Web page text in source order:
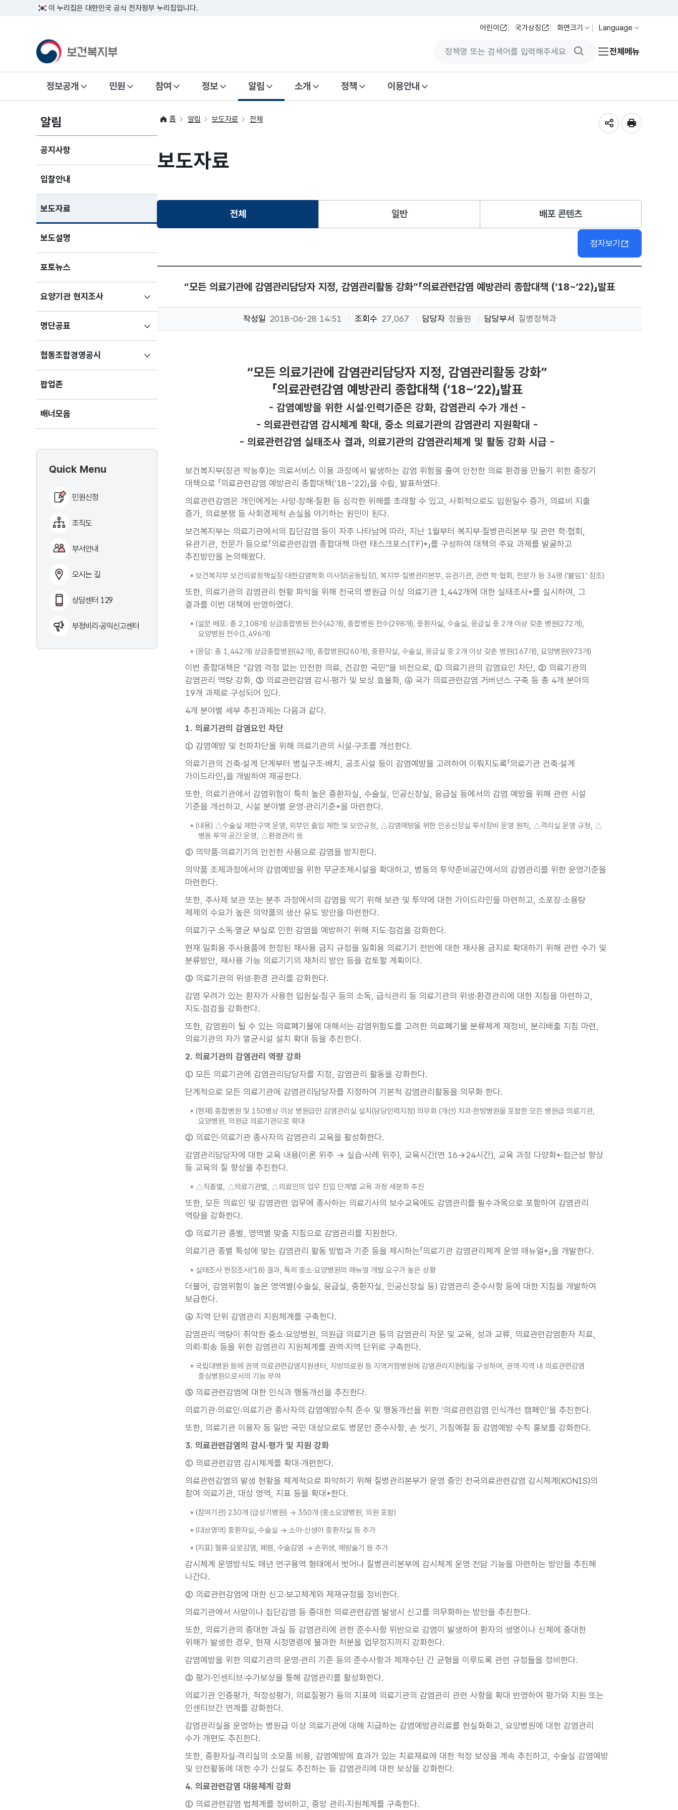
이 누리집은 대한민국 공식 전자정부 누리집입니다.
어린이 국가상징 화면크기 Language
검색버튼전체메뉴
정보공개 민원 참여 정보 알림 소개 정책 이용안내
알림
공지사항
입찰안내
보도자료
보도설명
포토뉴스
요양기관 현지조사하위메뉴
펼치기
명단공표
펼치기
협동조합경영공시
펼치기
팝업존
배너모음
Quick Menu
민원신청
조직도
부서안내
오시는 길
상담센터 129
부정비리·공익신고센터
홈 알림 보도자료 전체
보도자료
전체선택됨 일반 배포 콘텐츠
점자보기
“모든 의료기관에 감염관리담당자 지정, 감염관리활동 강화”「의료관련감염 예방관리 종합대책 (‘18~‘22)」발표
작성일 2018-06-28 14:51 조회수 27,067 담당자 정율원 담당부서 질병정책과
“모든 의료기관에 감염관리담당자 지정, 감염관리활동 강화”
「의료관련감염 예방관리 종합대책 (‘18~‘22)」발표
- 감염예방을 위한 시설·인력기준은 강화, 감염관리 수가 개선 -
- 의료관련감염 감시체계 확대, 중소 의료기관의 감염관리 지원확대 -
- 의료관련감염 실태조사 결과, 의료기관의 감염관리체계 및 활동 강화 시급 -
보건복지부(장관 박능후)는 의료서비스 이용 과정에서 발생하는 감염 위험을 줄여 안전한 의료 환경을 만들기 위한 중장기
대책으로 「의료관련감염 예방관리 종합대책(‘18~’22)」을 수립, 발표하였다.
의료관련감염은 개인에게는 사망·장해·질환 등 심각한 위해를 초래할 수 있고, 사회적으로도 입원일수 증가, 의료비 지출
증가, 의료분쟁 등 사회경제적 손실을 야기하는 원인이 된다.
보건복지부는 의료기관에서의 집단감염 등이 자주 나타남에 따라, 지난 1월부터 복지부·질병관리본부 및 관련 학·협회,
유관기관, 전문가 등으로「의료관련감염 종합대책 마련 태스크포스(TF)*」를 구성하여 대책의 주요 과제를 발굴하고
추진방안을 논의해왔다.
* 보건복지부 보건의료정책실장·대한감염학회 이사장(공동팀장), 복지부·질병관리본부, 유관기관, 관련 학·협회, 전문가 등 34명 (‘붙임1’ 참조)
또한, 의료기관의 감염관리 현황 파악을 위해 전국의 병원급 이상 의료기관 1,442개에 대한 실태조사*를 실시하여, 그
결과를 이번 대책에 반영하였다.
* (설문 배포: 총 2,108개) 상급종합병원 전수(42개), 종합병원 전수(298개), 중환자실, 수술실, 응급실 중 2개 이상 갖춘 병원(272개),
요양병원 전수(1,496개)
* (응답: 총 1,442개) 상급종합병원(42개), 종합병원(260개), 중환자실, 수술실, 응급실 중 2개 이상 갖춘 병원(167개), 요양병원(973개)
이번 종합대책은 “감염 걱정 없는 안전한 의료, 건강한 국민”을 비전으로, ① 의료기관의 감염요인 차단, ② 의료기관의
감염관리 역량 강화, ③ 의료관련감염 감시·평가 및 보상 효율화, ④ 국가 의료관련감염 거버넌스 구축 등 총 4개 분야의
19개 과제로 구성되어 있다.
4개 분야별 세부 추진과제는 다음과 같다.
1. 의료기관의 감염요인 차단
① 감염예방 및 전파차단을 위해 의료기관의 시설·구조를 개선한다.
의료기관의 건축·설계 단계부터 병실구조·배치, 공조시설 등이 감염예방을 고려하여 이뤄지도록「의료기관 건축·설계
가이드라인」을 개발하여 제공한다.
또한, 의료기관에서 감염위험이 특히 높은 중환자실, 수술실, 인공신장실, 응급실 등에서의 감염 예방을 위해 관련 시설
기준을 개선하고, 시설 분야별 운영·관리기준*을 마련한다.
* (내용) △수술실 제한구역 운영, 외부인 출입 제한 및 보안규정, △감염예방을 위한 인공신장실 투석장비 운영 원칙, △격리실 운영 규정, △
병동 투약 공간 운영, △환경관리 등
② 의약품·의료기기의 안전한 사용으로 감염을 방지한다.
의약품 조제과정에서의 감염예방을 위한 무균조제시설을 확대하고, 병동의 투약준비공간에서의 감염관리를 위한 운영기준을
마련한다.
또한, 주사제 보관 또는 분주 과정에서의 감염을 막기 위해 보관 및 투약에 대한 가이드라인을 마련하고, 소포장·소용량
제제의 수요가 높은 의약품의 생산 유도 방안을 마련한다.
의료기구 소독·멸균 부실로 인한 감염을 예방하기 위해 지도·점검을 강화한다.
현재 일회용 주사용품에 한정된 재사용 금지 규정을 일회용 의료기기 전반에 대한 재사용 금지로 확대하기 위해 관련 수가 및
분류방안, 재사용 가능 의료기기의 재처리 방안 등을 검토할 계획이다.
③ 의료기관의 위생·환경 관리를 강화한다.
감염 우려가 있는 환자가 사용한 입원실·침구 등의 소독, 급식관리 등 의료기관의 위생·환경관리에 대한 지침을 마련하고,
지도·점검을 강화한다.
또한, 감염원이 될 수 있는 의료폐기물에 대해서는 감염위험도를 고려한 의료폐기물 분류체계 재정비, 분리배출 지침 마련,
의료기관의 자가 멸균시설 설치 확대 등을 추진한다.
2. 의료기관의 감염관리 역량 강화
① 모든 의료기관에 감염관리담당자를 지정, 감염관리 활동을 강화한다.
단계적으로 모든 의료기관에 감염관리담당자를 지정하여 기본적 감염관리활동을 의무화 한다.
* (현재) 종합병원 및 150병상 이상 병원급만 감염관리실 설치(담당인력지정) 의무화 (개선) 치과·한방병원을 포함한 모든 병원급 의료기관,
요양병원, 의원급 의료기관으로 확대
② 의료인·의료기관 종사자의 감염관리 교육을 활성화한다.
감염관리담당자에 대한 교육 내용(이론 위주 → 실습·사례 위주), 교육시간(연 16→24시간), 교육 과정 다양화*·접근성 향상
등 교육의 질 향상을 추진한다.
* △직종별, △의료기관별, △의료인의 업무 진입 단계별 교육 과정 세분화 추진
또한, 모든 의료인 및 감염관련 업무에 종사하는 의료기사의 보수교육에도 감염관리를 필수과목으로 포함하여 감염관리
역량을 강화한다.
③ 의료기관 종별, 영역별 맞춤 지침으로 감염관리를 지원한다.
의료기관 종별 특성에 맞는 감염관리 활동 방법과 기준 등을 제시하는「의료기관 감염관리체계 운영 매뉴얼*」을 개발한다.
* 실태조사 현장조사(’18) 결과, 특히 중소·요양병원의 매뉴얼 개발 요구가 높은 상황
더불어, 감염위험이 높은 영역별(수술실, 응급실, 중환자실, 인공신장실 등) 감염관리 준수사항 등에 대한 지침을 개발하여
보급한다.
④ 지역 단위 감염관리 지원체계를 구축한다.
감염관리 역량이 취약한 중소·요양병원, 의원급 의료기관 등의 감염관리 자문 및 교육, 성과 교류, 의료관련감염환자 치료,
의뢰·회송 등을 위한 감염관리 지원체계를 권역·지역 단위로 구축한다.
* 국립대병원 등에 권역 의료관련감염지원센터, 지방의료원 등 지역거점병원에 감염관리지원팀을 구성하여, 권역·지역 내 의료관련감염
중심병원으로서의 기능 부여
⑤ 의료관련감염에 대한 인식과 행동개선을 추진한다.
의료기관·의료인·의료기관 종사자의 감염예방수칙 준수 및 행동개선을 위한 ‘의료관련감염 인식개선 캠페인’을 추진한다.
또한, 의료기관 이용자 등 일반 국민 대상으로도 병문안 준수사항, 손 씻기, 기침예절 등 감염예방 수칙 홍보를 강화한다.
3. 의료관련감염의 감시·평가 및 지원 강화
① 의료관련감염 감시체계를 확대·개편한다.
의료관련감염의 발생 현황을 체계적으로 파악하기 위해 질병관리본부가 운영 중인 전국의료관련감염 감시체계(KONIS)의
참여 의료기관, 대상 영역, 지표 등을 확대*한다.
* (참여기관) 230개 (급성기병원) → 350개 (중소요양병원, 의원 포함)
* (대상영역) 중환자실, 수술실 → 소아·신생아 중환자실 등 추가
* (지표) 혈류·요로감염, 폐렴, 수술감염 → 손위생, 예방술기 등 추가
감시체계 운영방식도 매년 연구용역 형태에서 벗어나 질병관리본부에 감시체계 운영 전담 기능을 마련하는 방안을 추진해
나간다.
② 의료관련감염에 대한 신고·보고체계와 제재규정을 정비한다.
의료기관에서 사망이나 집단감염 등 중대한 의료관련감염 발생시 신고를 의무화하는 방안을 추진한다.
또한, 의료기관의 중대한 과실 등 감염관리에 관한 준수사항 위반으로 감염이 발생하여 환자의 생명이나 신체에 중대한
위해가 발생한 경우, 현재 시정명령에 불과한 처분을 업무정지까지 강화한다.
감염예방을 위한 의료기관의 운영·관리 기준 등의 준수사항과 제재수단 간 균형을 이루도록 관련 규정들을 정비한다.
③ 평가·인센티브·수가보상을 통해 감염관리를 활성화한다.
의료기관 인증평가, 적정성평가, 의료질평가 등의 지표에 의료기관의 감염관리 관련 사항을 확대 반영하여 평가와 지원 또는
인센티브간 연계를 강화한다.
감염관리실을 운영하는 병원급 이상 의료기관에 대해 지급하는 감염예방관리료를 현실화화고, 요양병원에 대한 감염관리
수가 개편도 추진한다.
또한, 중환자실·격리실의 소모품 비용, 감염예방에 효과가 있는 치료재료에 대한 적정 보상을 계속 추진하고, 수술실 감염예방
및 안전활동에 대한 수가 신설도 추진하는 등 감염관리에 대한 보상을 강화한다.
4. 의료관련감염 대응체계 강화
① 의료관련감염 법체계를 정비하고, 중앙 관리·지원체계를 구축한다.